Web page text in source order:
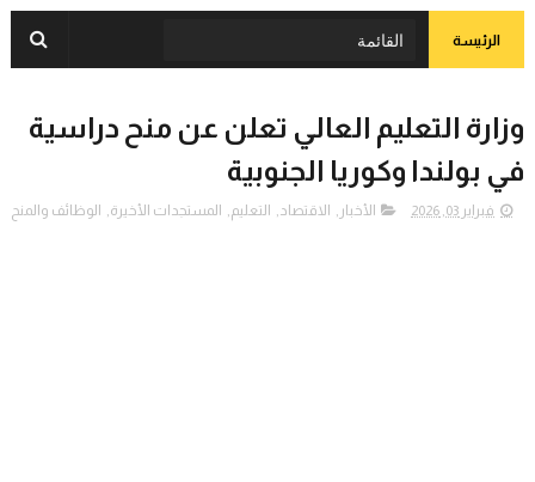
الرئيسة
وزارة التعليم العالي تعلن عن منح دراسية
في بولندا وكوريا الجنوبية
فبراير 03, 2026 الأخبار , الاقتصاد, التعليم, المستجدات الأخيرة, الوظائف والمنح